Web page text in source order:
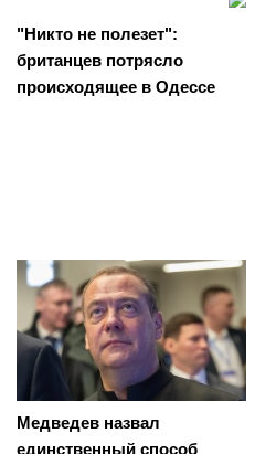
"Никто не полезет":
британцев потрясло
происходящее в Одессе
Медведев назвал
единственный способ